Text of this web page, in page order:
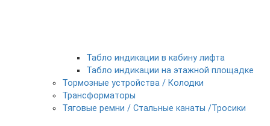
Табло индикации в кабину лифта
Табло индикации на этажной площадке
Тормозные устройства / Колодки
Трансформаторы
Тяговые ремни / Стальные канаты /Тросики